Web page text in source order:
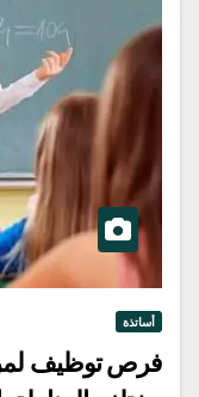
أساتذة
فرص توظيف